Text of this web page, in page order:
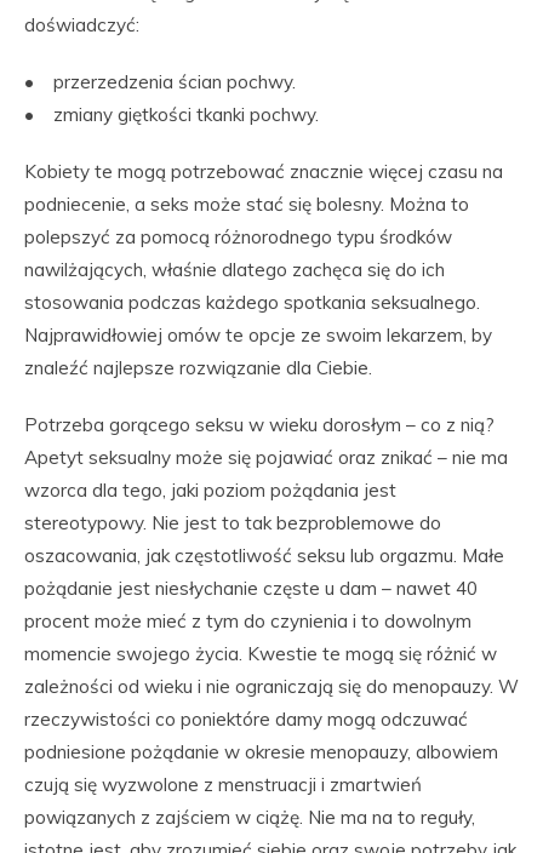
doświadczyć:
• przerzedzenia ścian pochwy.
• zmiany giętkości tkanki pochwy.
Kobiety te mogą potrzebować znacznie więcej czasu na
podniecenie, a seks może stać się bolesny. Można to
polepszyć za pomocą różnorodnego typu środków
nawilżających, właśnie dlatego zachęca się do ich
stosowania podczas każdego spotkania seksualnego.
Najprawidłowiej omów te opcje ze swoim lekarzem, by
znaleźć najlepsze rozwiązanie dla Ciebie.
Potrzeba gorącego seksu w wieku dorosłym – co z nią?
Apetyt seksualny może się pojawiać oraz znikać – nie ma
wzorca dla tego, jaki poziom pożądania jest
stereotypowy. Nie jest to tak bezproblemowe do
oszacowania, jak częstotliwość seksu lub orgazmu. Małe
pożądanie jest niesłychanie częste u dam – nawet 40
procent może mieć z tym do czynienia i to dowolnym
momencie swojego życia. Kwestie te mogą się różnić w
zależności od wieku i nie ograniczają się do menopauzy. W
rzeczywistości co poniektóre damy mogą odczuwać
podniesione pożądanie w okresie menopauzy, albowiem
czują się wyzwolone z menstruacji i zmartwień
powiązanych z zajściem w ciążę. Nie ma na to reguły,